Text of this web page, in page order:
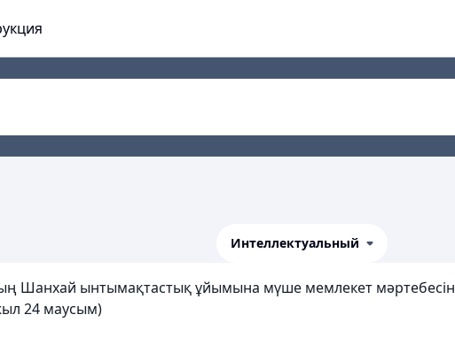
Интеллектуальный
Шанхай ынтымақтастық ұйымына мүше мемлекет мәртебесін
24 маусым)